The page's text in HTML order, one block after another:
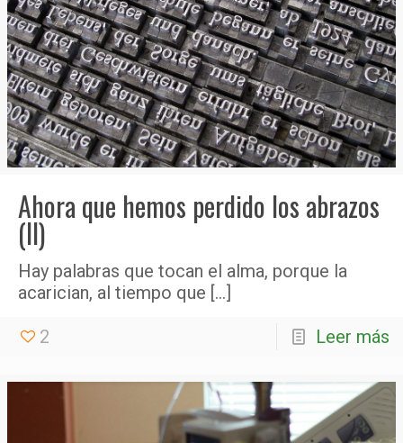
Ahora que hemos perdido los abrazos
(II)
Hay palabras que tocan el alma, porque la
acarician, al tiempo que […]
2 Leer más